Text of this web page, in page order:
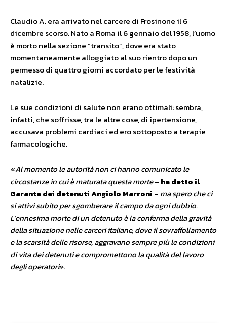
Claudio A. era arrivato nel carcere di Frosinone il 6
dicembre scorso. Nato a Roma il 6 gennaio del 1958, l’uomo
è morto nella sezione “transito”, dove era stato
momentaneamente alloggiato al suo rientro dopo un
permesso di quattro giorni accordato per le festività
natalizie.
Le sue condizioni di salute non erano ottimali: sembra,
infatti, che soffrisse, tra le altre cose, di ipertensione,
accusava problemi cardiaci ed ero sottoposto a terapie
farmacologiche.
«Al momento le autorità non ci hanno comunicato le
circostanze in cui è maturata questa morte– ha detto il
Garantedei detenuti Angiolo Marroni – ma spero che ci
si attivi subito per sgomberare il campo da ogni dubbio.
L’ennesima morte di un detenuto è la conferma della gravità
della situazione nelle carceri italiane, dove il sovraffollamento
e la scarsità delle risorse, aggravano sempre più le condizioni
di vita dei detenuti e compromettono la qualità del lavoro
degli operatori».